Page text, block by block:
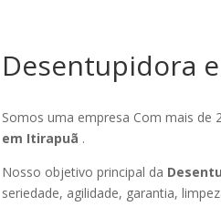
Desentupidora
Somos uma empresa Com mais de
em Itirapuã .
Nosso objetivo principal da
seriedade, agilidade, garantia,